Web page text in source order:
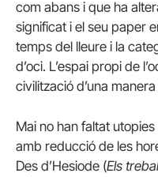
com abans i que ha
significat i el seu paper
temps del lleure i la
d’oci. L’espai propi de
civilització d’una
Mai no han faltat
amb reducció de les
Des d’Hesiode (Els